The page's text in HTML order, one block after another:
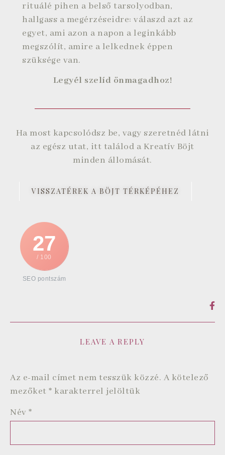
rituálé pihen a belső tarsolyodban,
hallgass a megérzéseidre: válaszd azt az
egyet, ami azon a napon a leginkább
megszólít, amire a lelkednek éppen
szüksége van.
Legyél szelíd önmagadhoz!
Ha most kapcsolódsz be, vagy szeretnéd látni
az egész utat, itt találod a Kreatív Böjt
minden állomását.
VISSZATÉREK A BÖJT TÉRKÉPÉHEZ
27
/ 100
SEO pontszám
LEAVE A REPLY
Az e-mail címet nem tesszük közzé. A kötelező
mezőket * karakterrel jelöltük
Név *